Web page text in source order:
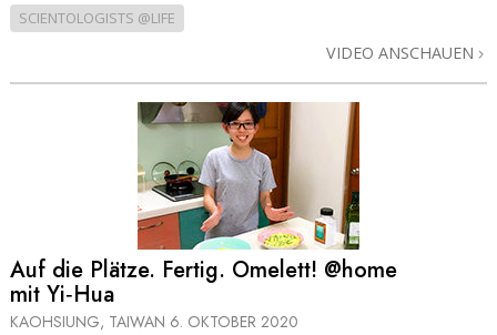
SCIENTOLOGISTS @LIFE
VIDEO ANSCHAUEN
Auf die Plätze. Fertig. Omelett! @home
mit Yi‑Hua
KAOHSIUNG, TAIWAN 6. OKTOBER 2020